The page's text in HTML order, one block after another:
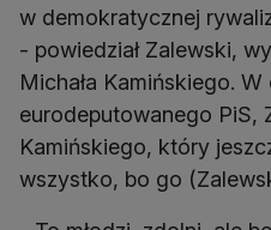
w demokratycznej
- powiedział Zalewski,
Michała Kamińskiego. W
eurodeputowanego PiS,
Kamińskiego, który
wszystko, bo go